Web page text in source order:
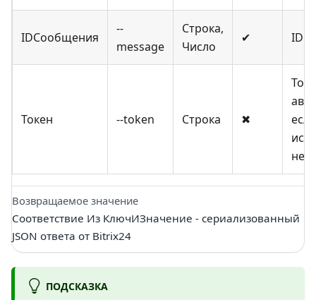
IDСообщения
--
message
Строка,
Число
✔ ID
Токен --token Строка ✖
если
не
Возвращаемое значение
Соответствие Из КлючИЗначение - сериализованный
JSON ответа от Bitrix24
ПОДСКАЗКА